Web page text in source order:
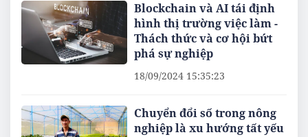
Blockchain và AI tái định
hình thị trường việc làm -
Thách thức và cơ hội bứt
phá sự nghiệp
18/09/2024 15:35:23
Chuyển đổi số trong nông
nghiệp là xu hướng tất yếu